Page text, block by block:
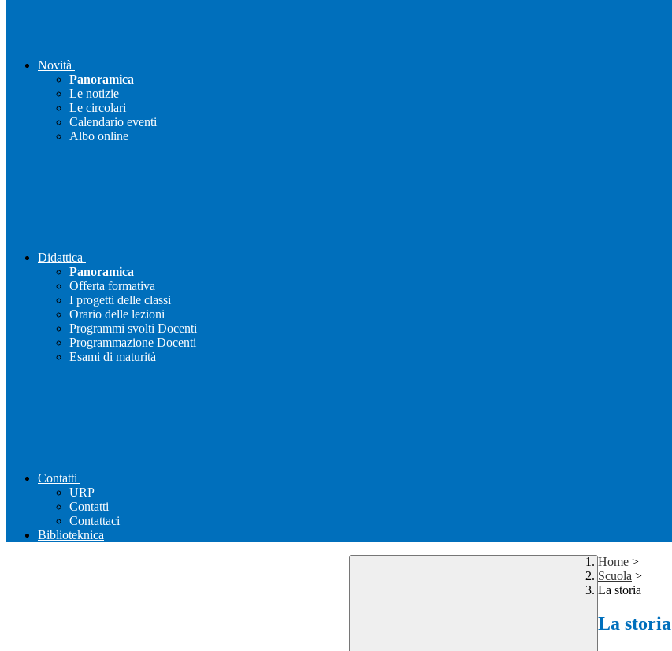
Novità
Panoramica
Le notizie
Le circolari
Calendario eventi
Albo online
Didattica
Panoramica
Offerta formativa
I progetti delle classi
Orario delle lezioni
Programmi svolti Docenti
Programmazione Docenti
Esami di maturità
Contatti
URP
Contatti
Contattaci
Biblioteknica
Home >
Scuola >
La storia
La storia